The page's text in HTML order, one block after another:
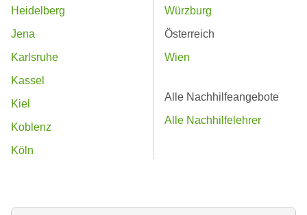
Heidelberg
Jena
Karlsruhe
Kassel
Kiel
Koblenz
Köln
Würzburg
Österreich
Wien
Alle Nachhilfeangebote
Alle Nachhilfelehrer